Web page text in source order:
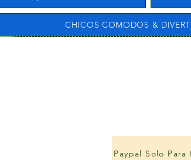
CHICOS COMODOS &
Paypal Solo